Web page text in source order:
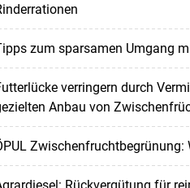
zum sparsamen Umgang
verringern durch
Anbau von
Zwischenfruchtbegrünung:
Rückvergütung für